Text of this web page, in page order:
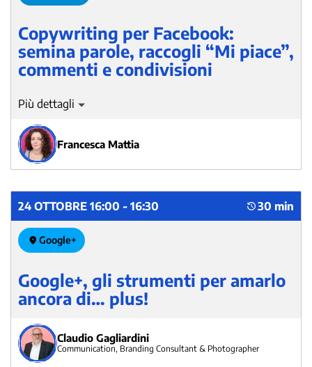
Copywriting per Facebook:
semina parole, raccogli “Mi piace”,
commenti e condivisioni
Ti sei mai chiesto se ci sono tecniche di scrittura per far
strategie più utilizzate con tanto di esempi pratici che
mostrano i risultati.
Francesca Mattia
24 OTTOBRE 16:00 - 16:30 30 min
Google+
Google+, gli strumenti per amarlo
ancora di… plus!
Claudio Gagliardini
Communication, Branding Consultant & Photographer